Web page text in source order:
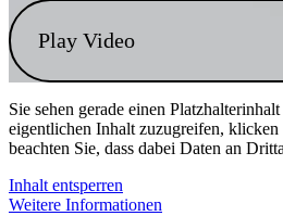
Play Video
Sie sehen gerade einen
eigentlichen Inhalt zuzugreifen,
beachten Sie, dass dabei Daten an
Inhalt entsperren
Weitere Informationen